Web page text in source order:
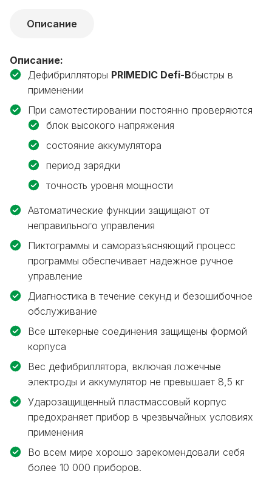
Описание
Описание:
Дефибрилляторы PRIMEDIC Defi-Bбыстры в
применении
При самотестировании постоянно проверяются
блок высокого напряжения
состояние аккумулятора
период зарядки
точность уровня мощности
Автоматические функции защищают от
неправильного управления
Пиктограммы и саморазъясняющий процесс
программы обеспечивает надежное ручное
управление
Диагностика в течение секунд и безошибочное
обслуживание
Все штекерные соединения защищены формой
корпуса
Вес дефибриллятора, включая ложечные
электроды и аккумулятор не превышает 8,5 кг
Ударозащищенный пластмассовый корпус
предохраняет прибор в чрезвычайных условиях
применения
Во всем мире хорошо зарекомендовали себя
более 10 000 приборов.